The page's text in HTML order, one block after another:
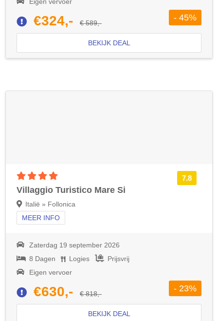
Eigen vervoer
€324,- € 589,-
- 45%
BEKIJK DEAL
7.8
Villaggio Turistico Mare Si
Italië » Follonica
MEER INFO
Zaterdag 19 september 2026
8 Dagen
Logies
Prijsvrij
Eigen vervoer
€630,- € 818,-
- 23%
BEKIJK DEAL